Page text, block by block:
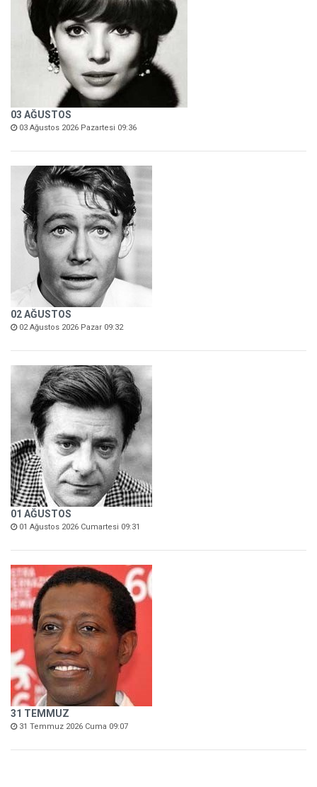
03 AĞUSTOS
03 Ağustos 2026 Pazartesi 09:36
02 AĞUSTOS
02 Ağustos 2026 Pazar 09:32
01 AĞUSTOS
01 Ağustos 2026 Cumartesi 09:31
31 TEMMUZ
31 Temmuz 2026 Cuma 09:07